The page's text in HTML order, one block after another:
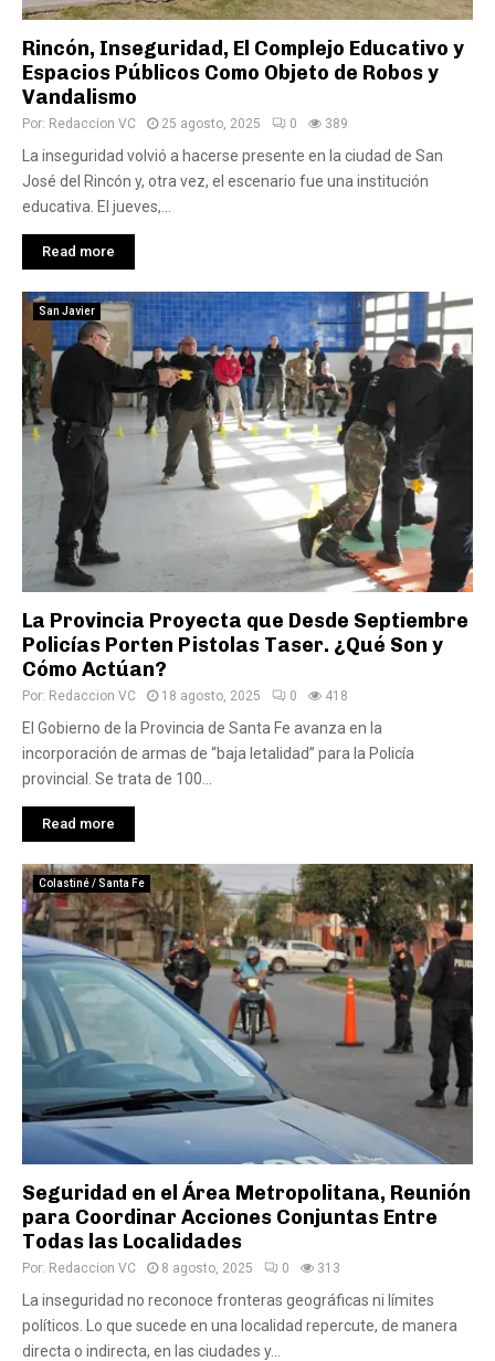
Rincón, Inseguridad, El Complejo Educativo y
Espacios Públicos Como Objeto de Robos y
Vandalismo
Por: Redaccion VC 25 agosto, 2025 0 389
La inseguridad volvió a hacerse presente en la ciudad de San
José del Rincón y, otra vez, el escenario fue una institución
educativa. El jueves,...
Read more
San Javier
La Provincia Proyecta que Desde Septiembre
Policías Porten Pistolas Taser. ¿Qué Son y
Cómo Actúan?
Por: Redaccion VC 18 agosto, 2025 0 418
El Gobierno de la Provincia de Santa Fe avanza en la
incorporación de armas de “baja letalidad” para la Policía
provincial. Se trata de 100...
Read more
Colastiné / Santa Fe
Seguridad en el Área Metropolitana, Reunión
para Coordinar Acciones Conjuntas Entre
Todas las Localidades
Por: Redaccion VC 8 agosto, 2025 0 313
La inseguridad no reconoce fronteras geográficas ni límites
políticos. Lo que sucede en una localidad repercute, de manera
directa o indirecta, en las ciudades y...